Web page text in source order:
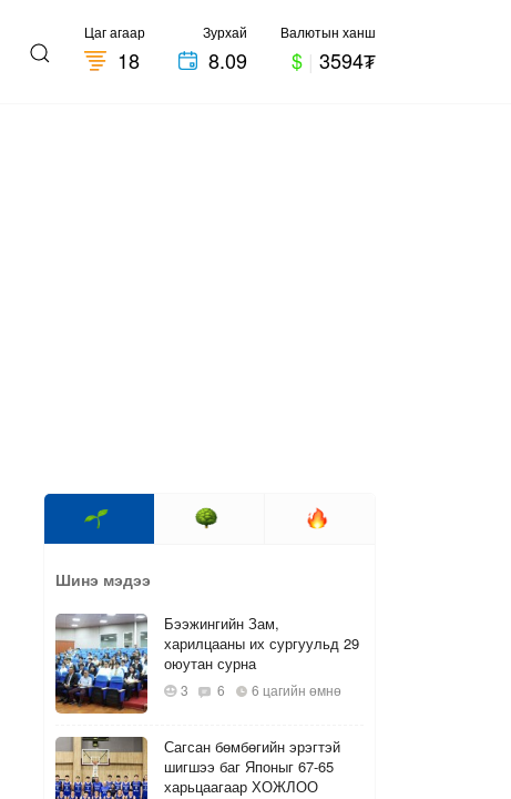
Цаг агаар
18
Зурхай
8.09
Валютын ханш
$ | 3594₮
Шинэ мэдээ
Бээжингийн Зам,
харилцааны их сургуульд 29
оюутан сурна
3 6 6 цагийн өмнө
Сагсан бөмбөгийн эрэгтэй
шигшээ баг Японыг 67-65
харьцаагаар ХОЖЛОО